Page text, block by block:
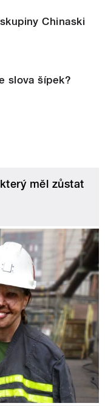
Chinaski
slova šípek?
měl zůstat